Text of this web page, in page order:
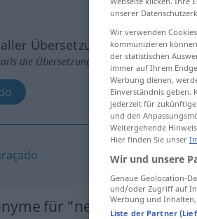
Übersetzungen
die Übersetzung anklicken/antippen)
für "neckisch"
unserer
Wir verwenden
kommunizieren
der statistischen
immer auf Ihrem
Werbung dienen,
Einverständnis geben.
jederzeit für
und den
Weitergehende
Hier finden Sie unser
Wir und unsere
Genaue Geolocation-
und/oder Zugriff auf
Werbung und
Liste der Partner